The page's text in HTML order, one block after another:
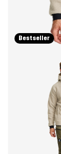
Bestseller